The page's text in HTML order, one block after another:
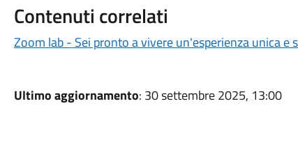
Contenuti correlati
Zoom lab - Sei pronto a vivere un'esperienza unica e
Ultimo aggiornamento: 30 settembre 2025, 13:00